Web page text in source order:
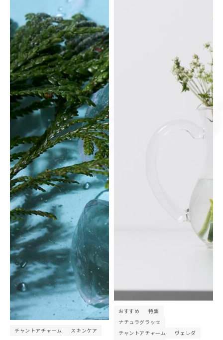
チャントアチャーム スキンケア
おすすめ
特集
ナチュラグラッセ
チャントアチャーム
ヴェレダ